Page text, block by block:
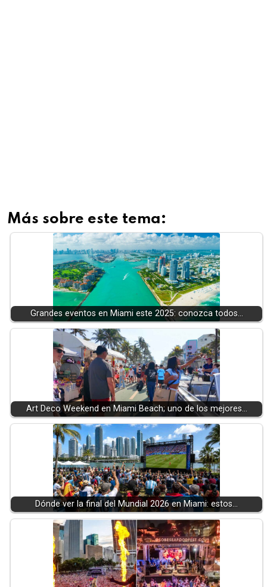
Más sobre este tema:
Grandes eventos en Miami este 2025: conozca todos…
Art Deco Weekend en Miami Beach; uno de los mejores…
Dónde ver la final del Mundial 2026 en Miami: estos…